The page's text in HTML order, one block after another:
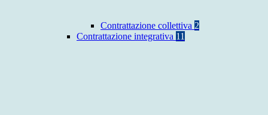
Contrattazione collettiva 2
Contrattazione integrativa 11